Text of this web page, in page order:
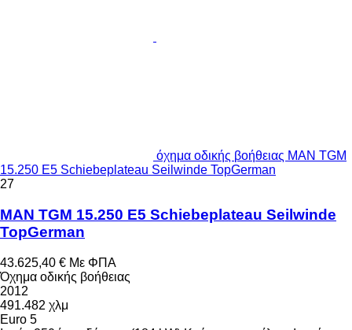
όχημα οδικής βοήθειας MAN TGM
15.250 E5 Schiebeplateau Seilwinde TopGerman
27
MAN TGM 15.250 E5 Schiebeplateau Seilwinde
TopGerman
43.625,40 € Με ΦΠΑ
Όχημα οδικής βοήθειας
2012
491.482 χλμ
Euro 5